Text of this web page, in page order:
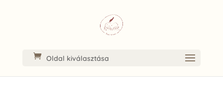
Oldal kiválasztása